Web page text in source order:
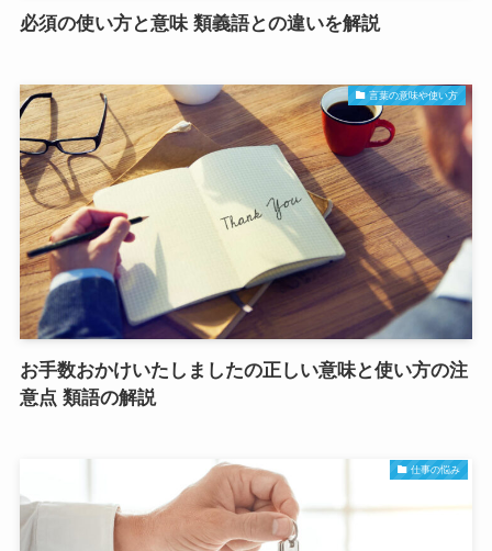
必須の使い方と意味 類義語との違いを解説
言葉の意味や使い方
お手数おかけいたしましたの正しい意味と使い方の注
意点 類語の解説
仕事の悩み